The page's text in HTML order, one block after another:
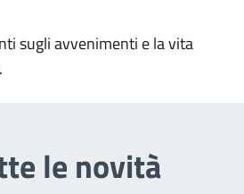
sugli avvenimenti e la vita
le novità